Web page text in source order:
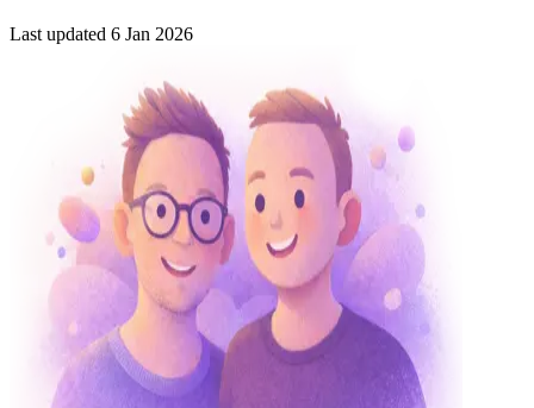
Last updated 6 Jan 2026